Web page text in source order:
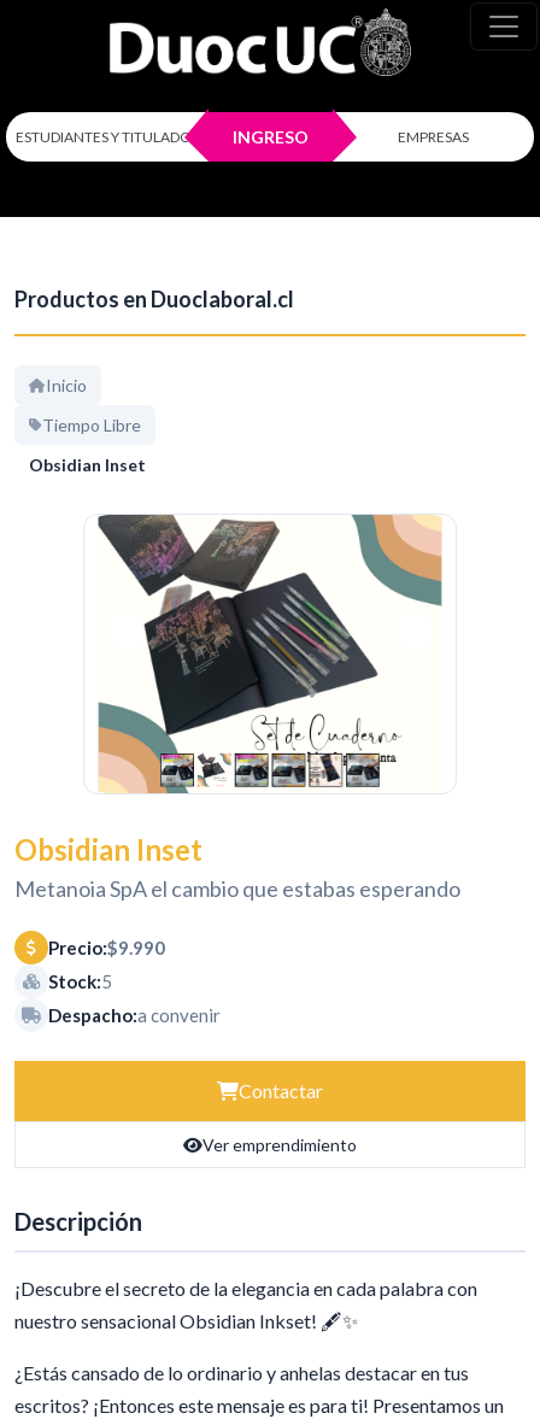
ESTUDIANTES Y TITULADOS INGRESO EMPRESAS
Productos en Duoclaboral.cl
Inicio
Tiempo Libre
Obsidian Inset
Obsidian Inset
Metanoia SpA el cambio que estabas esperando
Precio:$9.990
Stock:5
Despacho:a convenir
Contactar
Ver emprendimiento
Descripción
¡Descubre el secreto de la elegancia en cada palabra con
nuestro sensacional Obsidian Inkset! 🖋️✨
¿Estás cansado de lo ordinario y anhelas destacar en tus
escritos? ¡Entonces este mensaje es para ti! Presentamos un